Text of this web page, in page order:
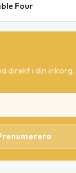
Four
direkt i din inkorg.